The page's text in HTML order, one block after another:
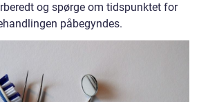
og spørge om tidspunktet for
påbegyndes.